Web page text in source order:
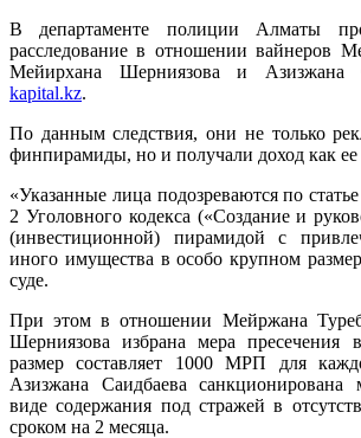
В департаменте полиции Алматы
расследование в отношении вайнеров
Мейирхана Шерниязова и Азизжана
kapital.kz.
По данным следствия, они не только
финпирамиды, но и получали доход как ее
«Указанные лица подозреваются по
2 Уголовного кодекса («Создание и
(инвестиционной) пирамидой с
иного имущества в особо крупном
суде.
При этом в отношении Мейржана
Шерниязова избрана мера пресечения
размер составляет 1000 МРП для
Азизжана Саидбаева санкционирована
виде содержания под стражей в
сроком на 2 месяца.